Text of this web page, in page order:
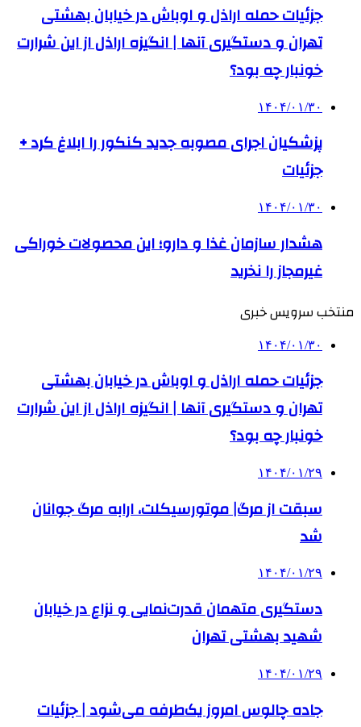
جزئیات حمله اراذل و اوباش در خیابان بهشتی
تهران و دستگیری آنها | انگیزه اراذل از این شرارت
خونبار چه بود؟
۱۴۰۴/۰۱/۳۰
پزشکیان اجرای مصوبه جدید کنکور را ابلاغ کرد +
جزئیات
۱۴۰۴/۰۱/۳۰
هشدار سازمان غذا و دارو؛ این محصولات خوراکی
غیرمجاز را نخرید
منتخب سرویس خبری
۱۴۰۴/۰۱/۳۰
جزئیات حمله اراذل و اوباش در خیابان بهشتی
تهران و دستگیری آنها | انگیزه اراذل از این شرارت
خونبار چه بود؟
۱۴۰۴/۰۱/۲۹
سبقت از مرگ| موتورسیکلت، ارابه مرگ جوانان
شد
۱۴۰۴/۰۱/۲۹
دستگیری متهمان قدرت‌نمایی و نزاع در خیابان
شهید بهشتی تهران
۱۴۰۴/۰۱/۲۹
جاده چالوس امروز یک‌طرفه می‌شود | جزئیات